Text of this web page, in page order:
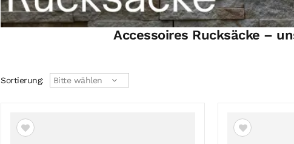
Accessoires Rucksäcke –
Sortierung: Bitte wählen